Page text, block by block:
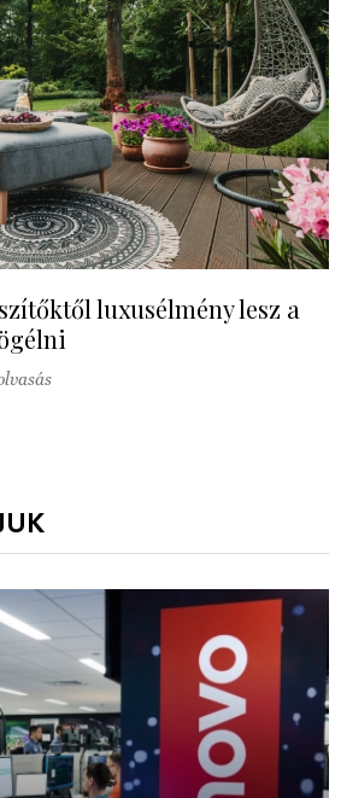
luxusélmény lesz a